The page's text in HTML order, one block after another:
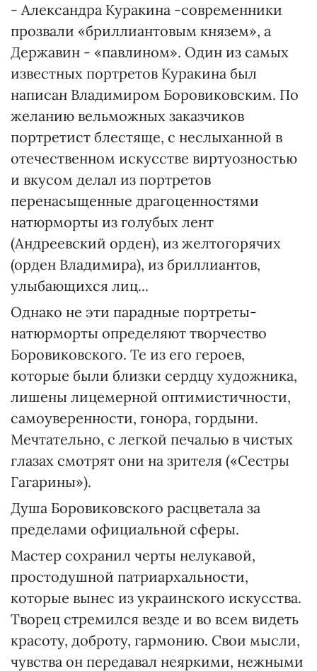
- Александра Куракина -современники
прозвали «бриллиантовым князем», а
Державин - «павлином». Один из самых
известных портретов Куракина был
написан Владимиром Боровиковским. По
желанию вельможных заказчиков
портретист блестяще, с неслыханной в
отечественном искусстве виртуозностью
и вкусом делал из портретов
перенасыщенные драгоценностями
натюрморты из голубых лент
(Андреевский орден), из желтогорячих
(орден Владимира), из бриллиантов,
улыбающихся лиц...
Однако не эти парадные портреты-
натюрморты определяют творчество
Боровиковского. Те из его героев,
которые были близки сердцу художника,
лишены лицемерной оптимистичности,
самоуверенности, гонора, гордыни.
Мечтательно, с легкой печалью в чистых
глазах смотрят они на зрителя («Сестры
Гагарины»).
Душа Боровиковского расцветала за
пределами официальной сферы.
Мастер сохранил черты нелукавой,
простодушной патриархальности,
которые вынес из украинского искусства.
Творец стремился везде и во всем видеть
красоту, доброту, гармонию. Свои мысли,
чувства он передавал неяркими, нежными